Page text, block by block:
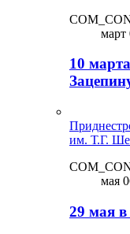
март
10
им. Т.Г.
мая
29 мая